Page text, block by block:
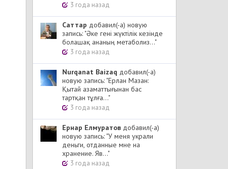
3 года назад
Cаттар добавил(-а) новую
запись: "Әке гені жүктілік кезінде
болашақ ананың метаболиз..."
3 года назад
Nurqanat Baizaq добавил(-а)
новую запись: "Ерлан Мазан:
Қытай азаматтығынан бас
тартқан тұлға..."
3 года назад
Ернар Елмуратов добавил(-а)
новую запись: "У меня украли
деньги, отданные мне на
хранение. Яв..."
3 года назад